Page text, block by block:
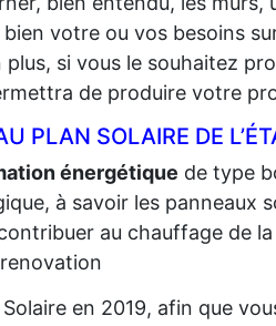
votre ou vos besoins
plus, si vous le souhaitez
de produire votre
PLAN SOLAIRE DE
énergétique de type
à savoir les panneaux
au chauffage de la
Solaire en 2019, afin que